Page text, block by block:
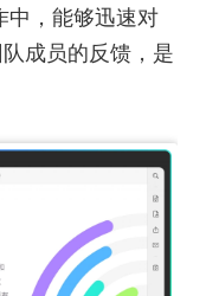
中，能够迅速对
成员的反馈，是